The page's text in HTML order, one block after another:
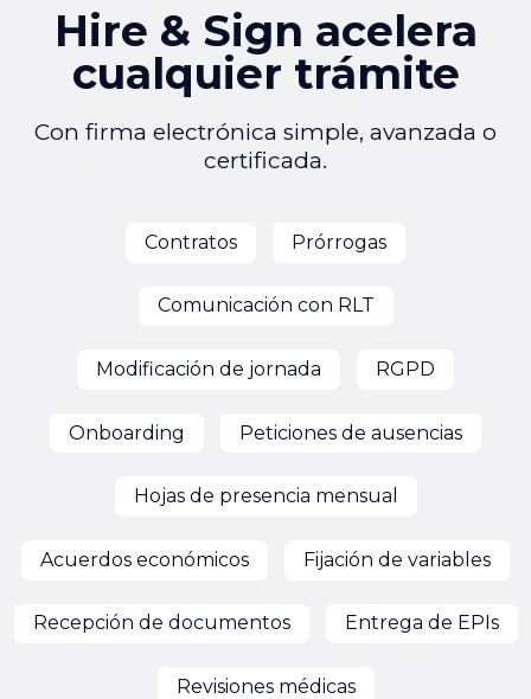
Hire & Sign acelera
cualquier trámite
Con firma electrónica simple, avanzada o
certificada.
Contratos Prórrogas
Comunicación con RLT
Modificación de jornada RGPD
Onboarding Peticiones de ausencias
Hojas de presencia mensual
Acuerdos económicos Fijación de variables
Recepción de documentos Entrega de EPIs
Revisiones médicas